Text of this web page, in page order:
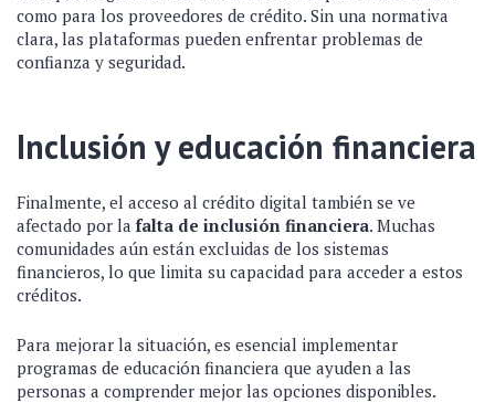
como para los proveedores de crédito. Sin una normativa
clara, las plataformas pueden enfrentar problemas de
confianza y seguridad.
Inclusión y educación financiera
Finalmente, el acceso al crédito digital también se ve
afectado por la falta de inclusión financiera. Muchas
comunidades aún están excluidas de los sistemas
financieros, lo que limita su capacidad para acceder a estos
créditos.
Para mejorar la situación, es esencial implementar
programas de educación financiera que ayuden a las
personas a comprender mejor las opciones disponibles.